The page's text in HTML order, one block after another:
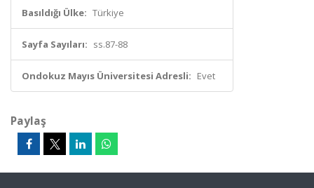
Basıldığı Ülke: Türkiye
Sayfa Sayıları: ss.87-88
Ondokuz Mayıs Üniversitesi Adresli: Evet
Paylaş